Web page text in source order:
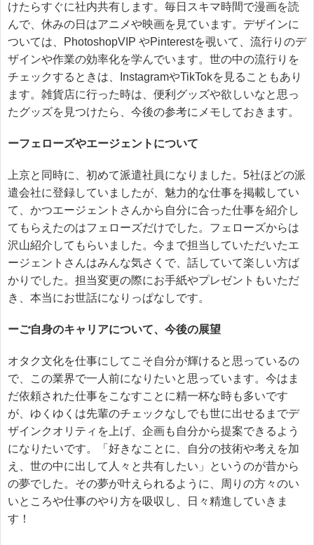
けたらすぐに社内共有します。毎日スキマ時間で漫画を読
んで、休みの日はアニメや映画を見ています。デザインに
ついては、PhotoshopVIP やPinterestを覗いて、流行りのデ
ザインや作業の効率化を学んでいます。世の中の流行りを
チェックするときは、InstagramやTikTokを見ることもあり
ます。雑貨店に行った時は、便利グッズや欲しいなと思っ
たグッズを見つけたら、今後の参考にメモしておきます。
ーフェローズやエージェントについて
上京と同時に、初めて派遣社員になりました。5社ほどの派
遣会社に登録していましたが、魅力的な仕事を掲載してい
て、かつエージェントさんから自分に合った仕事を紹介し
てもらえたのはフェローズだけでした。フェローズからは
沢山紹介してもらいました。今まで担当していただいたエ
ージェントさんはみんな気さくで、話していて楽しい方ば
かりでした。担当変更の際にお手紙やプレゼントもいただ
き、本当にお世話になりっぱなしです。
ーご自身のキャリアについて、今後の展望
オタク文化を仕事にしてこそ自分が輝けると思っているの
で、この業界で一人前になりたいと思っています。今はま
だ依頼された仕事をこなすことに精一杯な時も多いです
が、ゆくゆくは先輩のチェックなしでも世に出せるまでデ
ザインクオリティを上げ、企画も自分から提案できるよう
になりたいです。「好きなことに、自分の技術や考えを加
え、世の中に出して人々と共有したい」というのが昔から
の夢でした。その夢が叶えられるように、周りの方々のい
いところや仕事のやり方を吸収し、日々精進していきま
す！